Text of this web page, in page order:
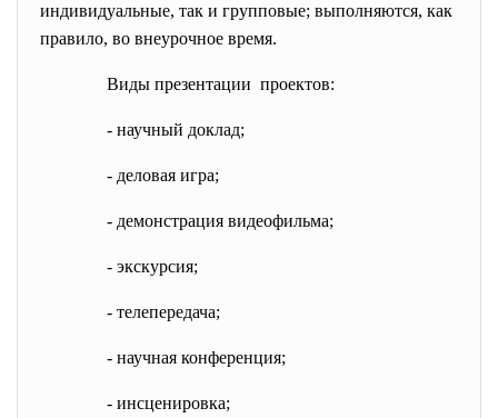
индивидуальные, так и групповые; выполняются, как
правило, во внеурочное время.
Виды презентации проектов:
- научный доклад;
- деловая игра;
- демонстрация видеофильма;
- экскурсия;
- телепередача;
- научная конференция;
- инсценировка;